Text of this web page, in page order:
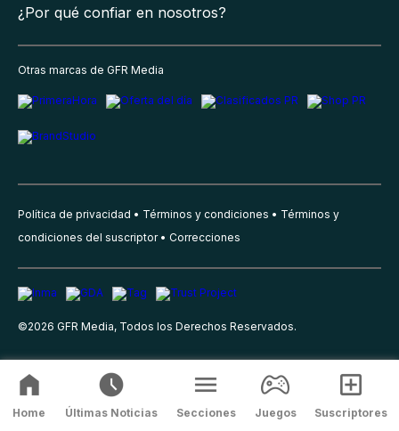
¿Por qué confiar en nosotros?
Otras marcas de GFR Media
Política de privacidad Términos y condiciones
Términos y
condiciones del suscriptor
Correcciones
©2026 GFR Media, Todos los Derechos Reservados.
Home Últimas Noticias Secciones Juegos Suscriptores